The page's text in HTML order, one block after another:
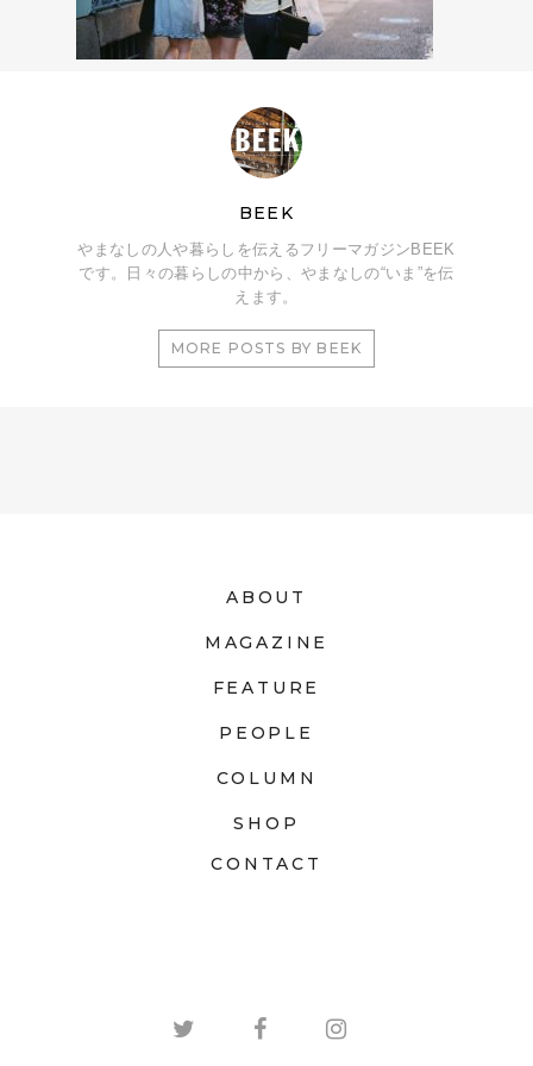
BEEK
やまなしの人や暮らしを伝えるフリーマガジンBEEK
です。日々の暮らしの中から、やまなしの“いま”を伝
えます。
MORE POSTS BY BEEK
ABOUT
MAGAZINE
FEATURE
PEOPLE
COLUMN
SHOP
CONTACT